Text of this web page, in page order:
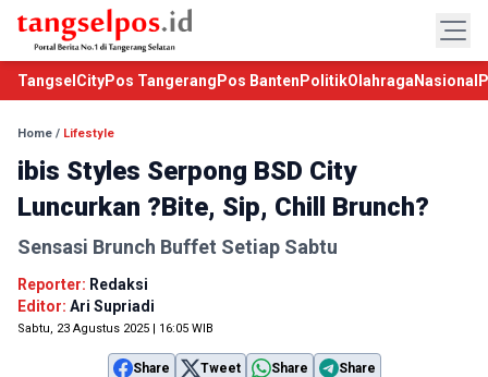
TangselCityPos Tangerang Pos Banten PolitikOlahraga Nasional
Home / Lifestyle
ibis Styles Serpong BSD City
Luncurkan ?Bite, Sip, Chill Brunch?
Sensasi Brunch Buffet Setiap Sabtu
Reporter: Redaksi
Editor: Ari Supriadi
Sabtu, 23 Agustus 2025 | 16:05 WIB
Share Tweet Share Share